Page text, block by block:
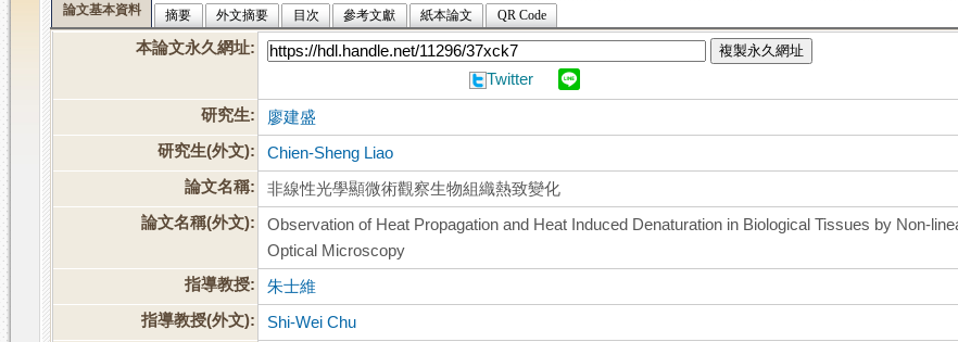
論文基本資料 摘要 外文摘要 目次 參考文獻 紙本論文 QR Code
本論文永久網址: 複製永久網址
Twitter
研究生:
廖建盛
研究生(外文):
Chien-Sheng Liao
論文名稱:
非線性光學顯微術觀察生物組織熱致變化
論文名稱(外文):
Observation of Heat Propagation and Heat Induced Denaturation in Biological Tissues by Non-
Optical Microscopy
指導教授:
朱士維
指導教授(外文):
Shi-Wei Chu